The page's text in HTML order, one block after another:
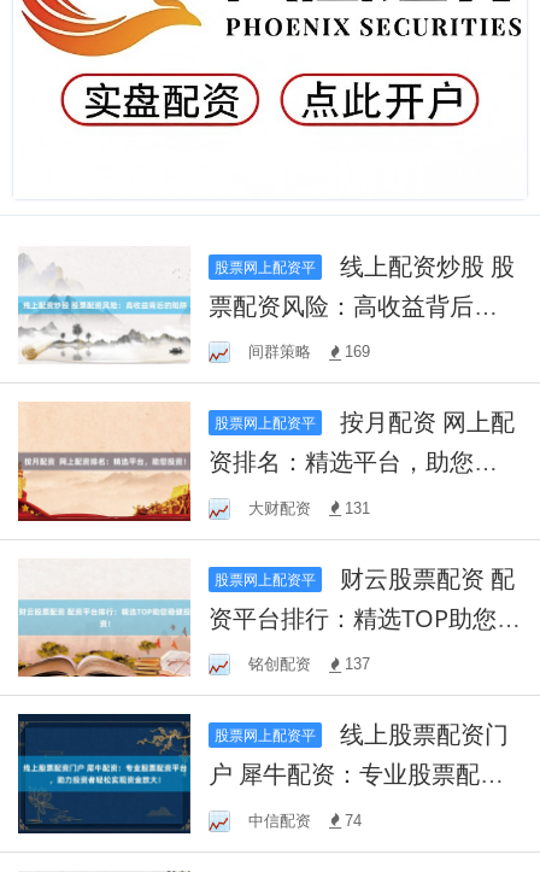
股票网上配资平
线上配资炒股 股
票配资风险：高收益背后的
陷阱间群策略 169
股票网上配资平
按月配资 网上配
资排名：精选平台，助您投
资！大财配资 131
股票网上配资平
资平台排行：精选TOP助您稳
健投资！
铭创配资 137
股票网上配资平
线上股票配资门
户 犀牛配资：专业股票配资
平台，助力投资者轻松实现
资金放大！
中信配资 74